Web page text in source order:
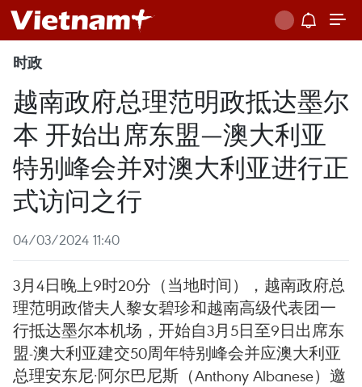
时政
越南政府总理范明政抵达墨尔
本 开始出席东盟—澳大利亚
特别峰会并对澳大利亚进行正
式访问之行
04/03/2024 11:40
3月4日晚上9时20分（当地时间），越南政府总
理范明政偕夫人黎女碧珍和越南高级代表团一
行抵达墨尔本机场，开始自3月5日至9日出席东
盟-澳大利亚建交50周年特别峰会并应澳大利亚
总理安东尼·阿尔巴尼斯（Anthony Albanese）邀